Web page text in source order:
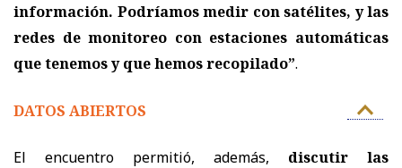
información. Podríamos medir con satélites, y las
redes de monitoreo con estaciones automáticas
que tenemos y que hemos recopilado”.
DATOS ABIERTOS
El encuentro permitió, además,
discutir las